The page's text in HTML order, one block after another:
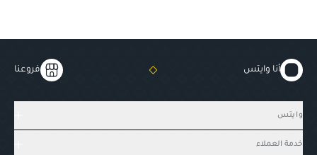
أنا وايتس فروعنا
وايتس
خدمة العملاء